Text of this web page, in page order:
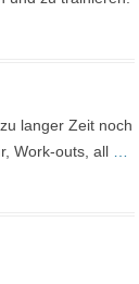
langer Zeit noch
Work-outs, all